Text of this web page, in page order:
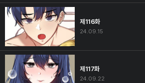
제116화
24.09.15
제117화
24.09.22